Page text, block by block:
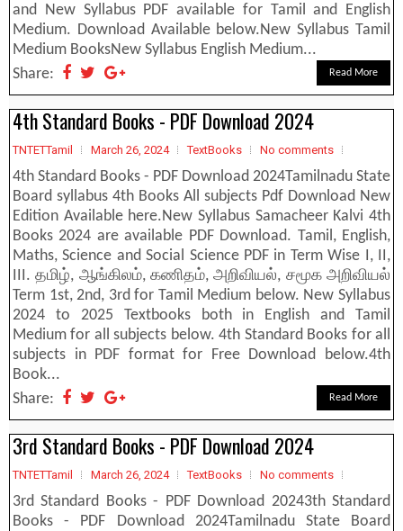
and New Syllabus PDF available for Tamil and English
Medium. Download Available below.New Syllabus Tamil
Medium BooksNew Syllabus English Medium...
Share:
Read More
4th Standard Books - PDF Download 2024
TNTETTamil March 26, 2024 TextBooks No comments
4th Standard Books - PDF Download 2024Tamilnadu State
Board syllabus 4th Books All subjects Pdf Download New
Edition Available here.New Syllabus Samacheer Kalvi 4th
Books 2024 are available PDF Download. Tamil, English,
Maths, Science and Social Science PDF in Term Wise I, II,
III. தமிழ், ஆங்கிலம், கணிதம், அறிவியல், சமூக அறிவியல்
Term 1st, 2nd, 3rd for Tamil Medium below. New Syllabus
2024 to 2025 Textbooks both in English and Tamil
Medium for all subjects below. 4th Standard Books for all
subjects in PDF format for Free Download below.4th
Book...
Share:
Read More
3rd Standard Books - PDF Download 2024
TNTETTamil March 26, 2024 TextBooks No comments
3rd Standard Books - PDF Download 20243th Standard
Books - PDF Download 2024Tamilnadu State Board